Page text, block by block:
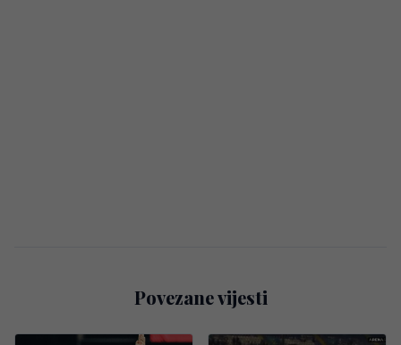
Povezane vijesti